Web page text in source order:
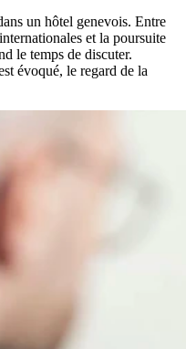
un hôtel genevois. Entre
et la poursuite
le temps de discuter.
évoqué, le regard de la